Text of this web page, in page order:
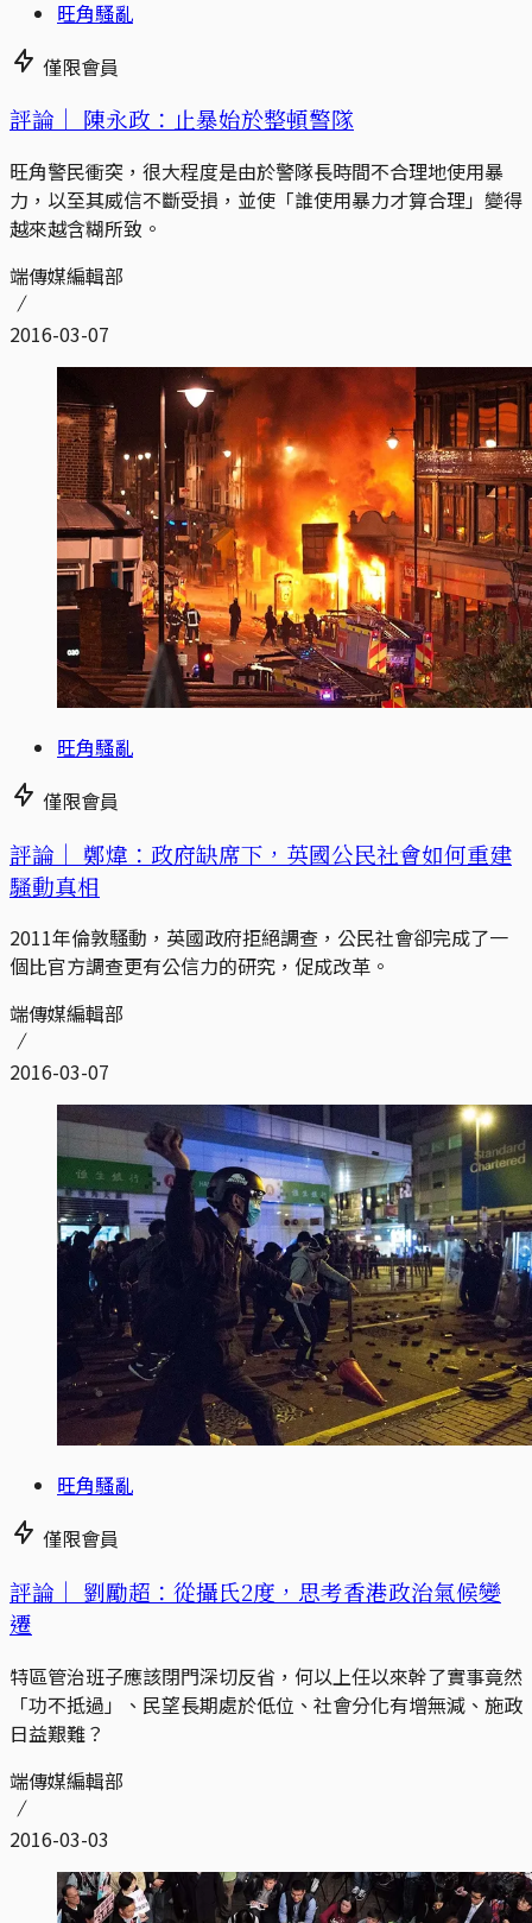
旺角騷亂
僅限會員
評論｜ 陳永政：止暴始於整頓警隊
旺角警民衝突，很大程度是由於警隊長時間不合理地使用暴
力，以至其威信不斷受損，並使「誰使用暴力才算合理」變得
越來越含糊所致。
端傳媒編輯部
2016-03-07
旺角騷亂
僅限會員
評論｜ 鄭煒：政府缺席下，英國公民社會如何重建
騷動真相
2011年倫敦騷動，英國政府拒絕調查，公民社會卻完成了一
個比官方調查更有公信力的研究，促成改革。
端傳媒編輯部
2016-03-07
旺角騷亂
僅限會員
評論｜ 劉勵超：從攝氏2度，思考香港政治氣候變
遷
特區管治班子應該閉門深切反省，何以上任以來幹了實事竟然
「功不抵過」、民望長期處於低位、社會分化有增無減、施政
日益艱難？
端傳媒編輯部
2016-03-03